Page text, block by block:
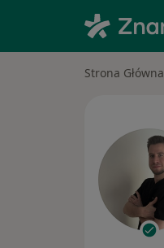
Strona Główna